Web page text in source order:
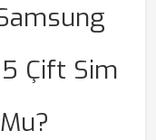
Çift Sim